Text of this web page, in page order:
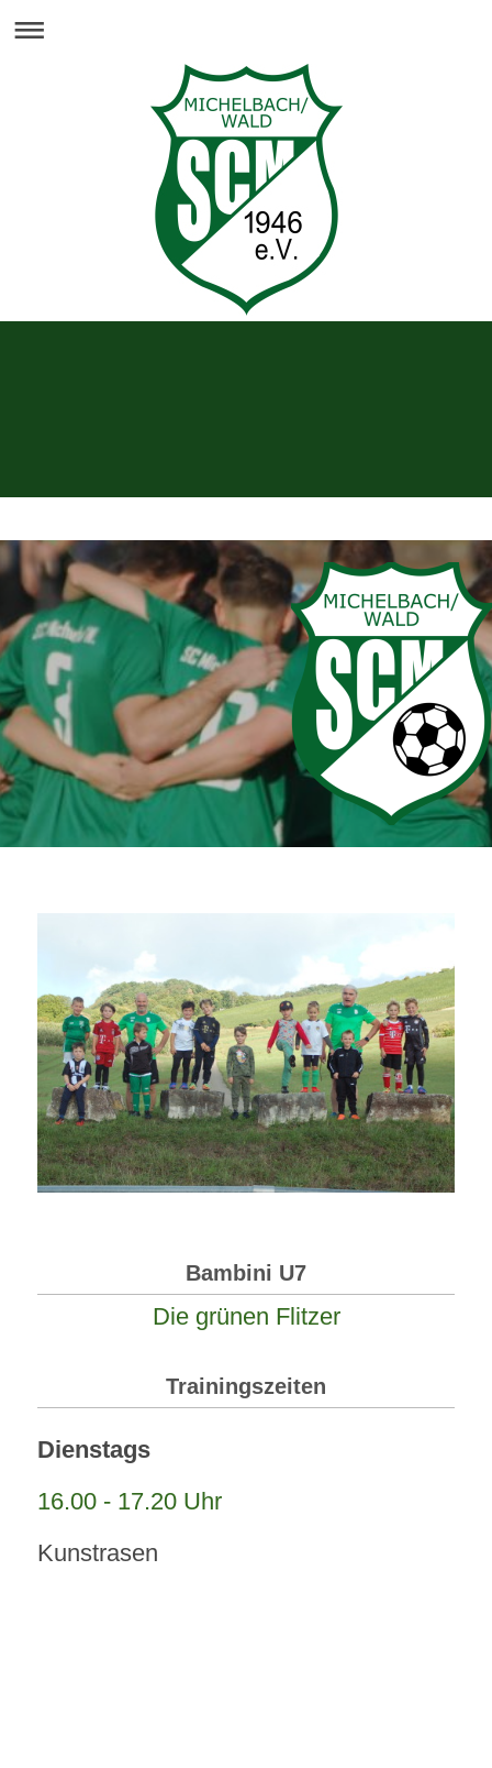
Bambini U7
Die grünen Flitzer
Trainingszeiten
Dienstags
16.00 - 17.20 Uhr
Kunstrasen